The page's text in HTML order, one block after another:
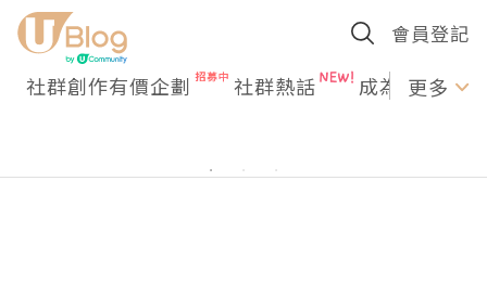
會員登記
社群創作有價企劃 社群熱話 成為U更多